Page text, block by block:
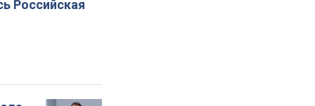
Российская